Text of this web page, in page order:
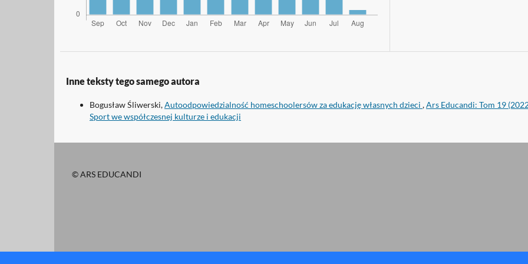
Inne teksty tego samego autora
Bogusław Śliwerski,Autoodpowiedzialność homeschoolersów za edukację własnych dzieci ,Ars Educandi: Tom 19
Sport we współczesnej kulturze i edukacji
© ARS EDUCANDI